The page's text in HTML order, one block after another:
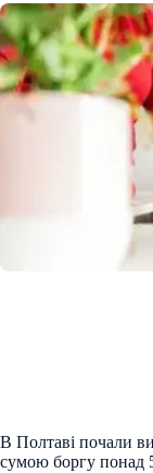
В Полтаві почали
сумою боргу понад